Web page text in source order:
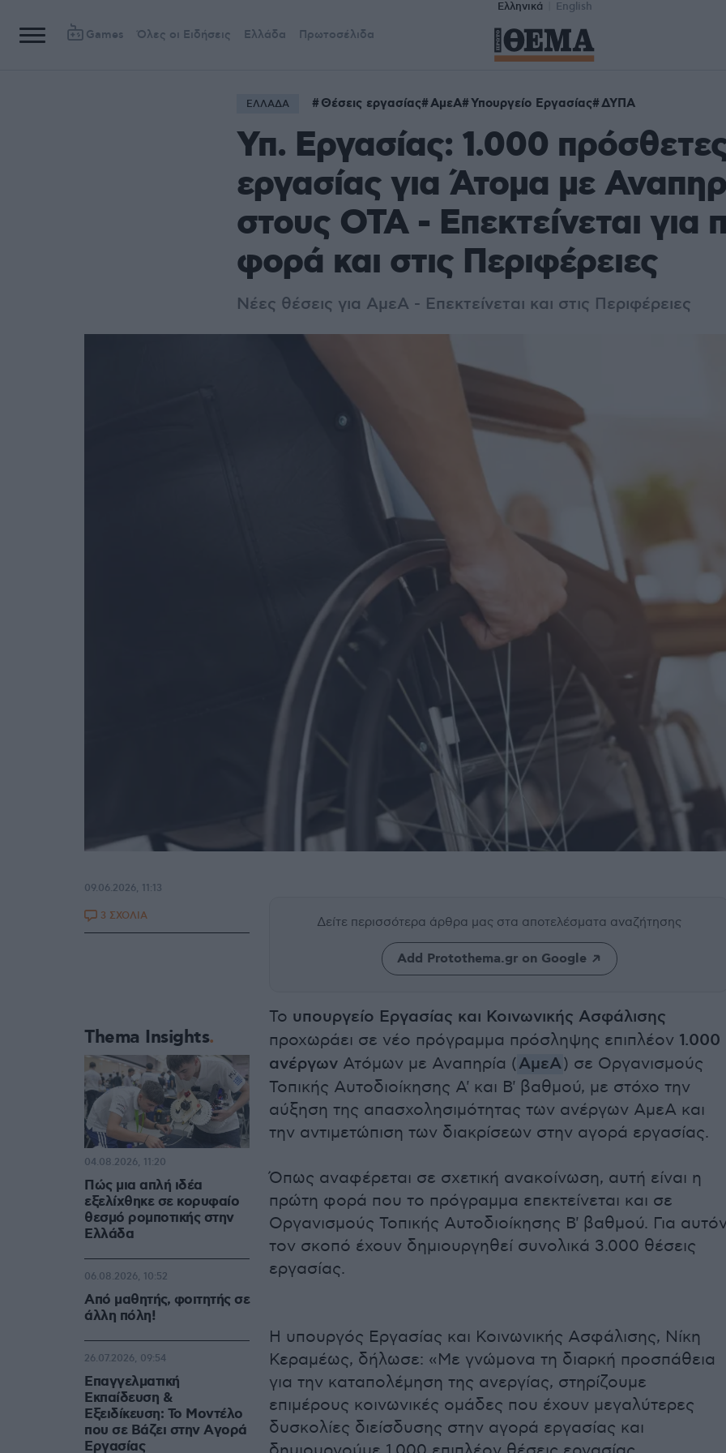
Ελληνικά English
Games Όλες οι Ειδήσεις Ελλάδα Πρωτοσέλιδα
ΕΛΛΑΔΑ Θέσεις εργασίας ΑμεΑ Υπουργείο Εργασίας ΔΥΠΑ
Υπ. Εργασίας: 1.000
εργασίας για Άτομα με
στους ΟΤΑ - Επεκτείνεται για
φορά και στις Περιφέρειες
Νέες θέσεις για ΑμεΑ - Επεκτείνεται και στις Περιφέρειες
Δείτε περισσότερα άρθρα μας στα αποτελέσματα αναζήτησης
Add Protothema.gr on Google
Το υπουργείο Εργασίας και Κοινωνικής Ασφάλισης
προχωράει σε νέο πρόγραμμα πρόσληψης επιπλέον 1.000
ανέργων Ατόμων με Αναπηρία (ΑμεΑ) σε Οργανισμούς
Τοπικής Αυτοδιοίκησης Α' και Β' βαθμού, με στόχο την
αύξηση της απασχολησιμότητας των ανέργων ΑμεΑ και
την αντιμετώπιση των διακρίσεων στην αγορά εργασίας.
Όπως αναφέρεται σε σχετική ανακοίνωση, αυτή είναι η
πρώτη φορά που το πρόγραμμα επεκτείνεται και σε
Οργανισμούς Τοπικής Αυτοδιοίκησης Β' βαθμού. Για
τον σκοπό έχουν δημιουργηθεί συνολικά 3.000 θέσεις
εργασίας.
Η υπουργός Εργασίας και Κοινωνικής Ασφάλισης, Νίκη
Κεραμέως, δήλωσε: «Με γνώμονα τη διαρκή προσπάθεια
για την καταπολέμηση της ανεργίας, στηρίζουμε
επιμέρους κοινωνικές ομάδες που έχουν μεγαλύτερες
δυσκολίες διείσδυσης στην αγορά εργασίας και
09.06.2026, 11:13
3 ΣΧΟΛΙΑ
Thema Insights
Πώς μια απλή ιδέα
εξελίχθηκε σε κορυφαίο
θεσμό ρομποτικής στην
Ελλάδα
04.08.2026, 11:20
Από μαθητής, φοιτητής σε
άλλη πόλη!
06.08.2026, 10:52
Επαγγελματική
Εκπαίδευση &
Εξειδίκευση: Το Mοντέλο
που σε Bάζει στην Aγορά
Eργασίας
26.07.2026, 09:54